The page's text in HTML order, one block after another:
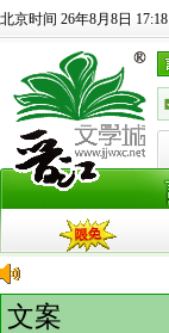
北京时间 26年8月8日 17:18
文案